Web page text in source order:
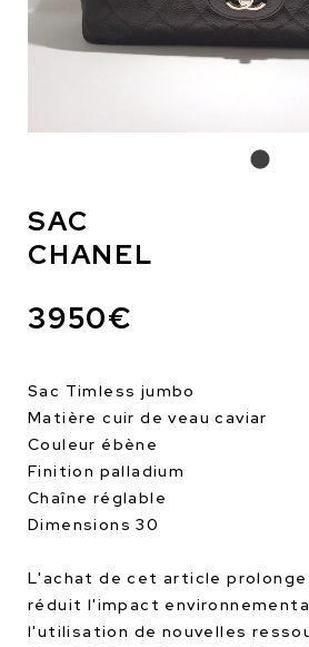
SAC
CHANEL
3950€
Sac Timless jumbo
Matière cuir de veau caviar
Couleur ébène
Finition palladium
Chaîne réglable
Dimensions 30
L'achat de cet article
réduit l'impact
l'utilisation de nouvelles